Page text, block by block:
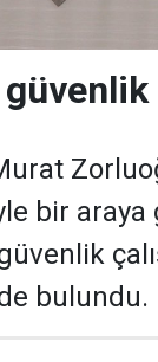
bir
bulundu.